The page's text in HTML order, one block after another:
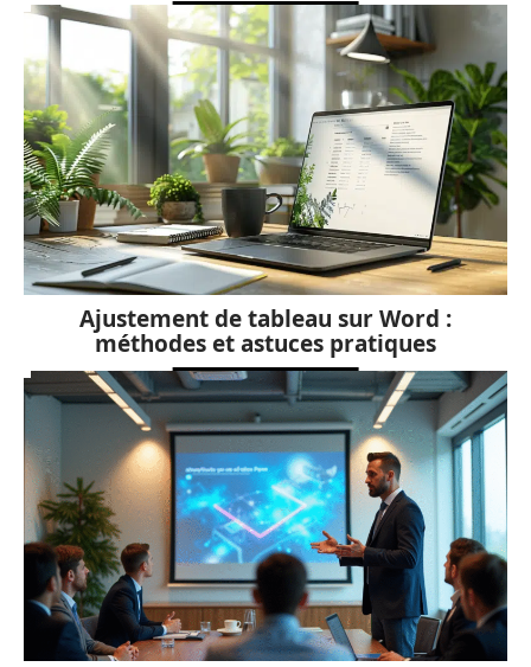
Ajustement de tableau sur Word :
méthodes et astuces pratiques